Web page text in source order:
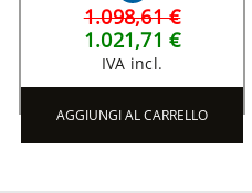
1.098,61 €
1.021,71 €
IVA incl.
AGGIUNGI AL CARRELLO